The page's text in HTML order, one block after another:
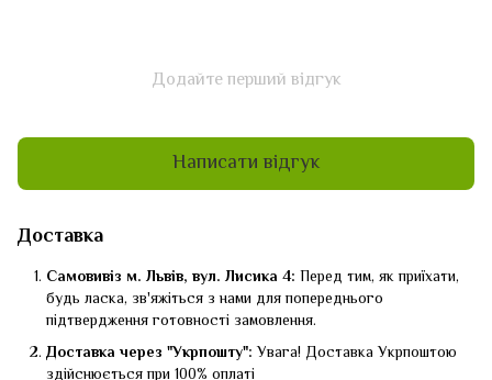
Додайте перший відгук
Написати відгук
Доставка
Самовивіз м. Львів, вул. Лисика 4: Перед тим, як приїхати,
будь ласка, зв'яжіться з нами для попереднього
підтвердження готовності замовлення.
Доставка через "Укрпошту":Увага! Доставка Укрпоштою